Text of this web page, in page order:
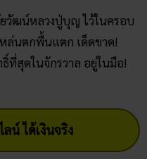
ล่นตกพื้นแตก เด็ดขาด!
ที่สุดในจักรวาล อยู่ในมือ!
เด็ด ฟรี !!